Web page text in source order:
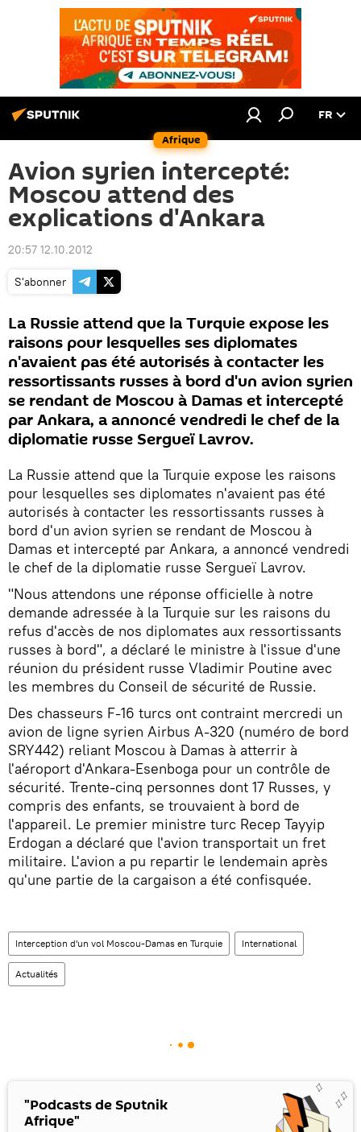
Afrique
FR
Avion syrien intercepté:
Moscou attend des
explications d'Ankara
20:57 12.10.2012
S'abonner
La Russie attend que la Turquie expose les
raisons pour lesquelles ses diplomates
n'avaient pas été autorisés à contacter les
ressortissants russes à bord d'un avion syrien
se rendant de Moscou à Damas et intercepté
par Ankara, a annoncé vendredi le chef de la
diplomatie russe Sergueï Lavrov.
La Russie attend que la Turquie expose les raisons
pour lesquelles ses diplomates n'avaient pas été
autorisés à contacter les ressortissants russes à
bord d'un avion syrien se rendant de Moscou à
Damas et intercepté par Ankara, a annoncé vendredi
le chef de la diplomatie russe Sergueï Lavrov.
"Nous attendons une réponse officielle à notre
demande adressée à la Turquie sur les raisons du
refus d'accès de nos diplomates aux ressortissants
russes à bord", a déclaré le ministre à l'issue d'une
réunion du président russe Vladimir Poutine avec
les membres du Conseil de sécurité de Russie.
Des chasseurs F-16 turcs ont contraint mercredi un
avion de ligne syrien Airbus A-320 (numéro de bord
SRY442) reliant Moscou à Damas à atterrir à
l'aéroport d'Ankara-Esenboga pour un contrôle de
sécurité. Trente-cinq personnes dont 17 Russes, y
compris des enfants, se trouvaient à bord de
l'appareil. Le premier ministre turc Recep Tayyip
Erdogan a déclaré que l'avion transportait un fret
militaire. L'avion a pu repartir le lendemain après
qu'une partie de la cargaison a été confisquée.
Interception d'un vol Moscou-Damas en Turquie International
Actualités
"Podcasts de Sputnik
Afrique"